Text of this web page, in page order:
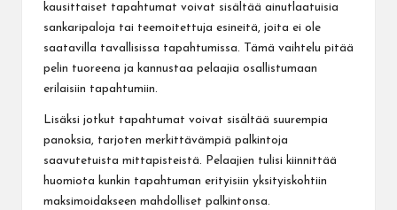
kausittaiset tapahtumat voivat sisältää ainutlaatuisia
sankaripaloja tai teemoitettuja esineitä, joita ei ole
saatavilla tavallisissa tapahtumissa. Tämä vaihtelu pitää
pelin tuoreena ja kannustaa pelaajia osallistumaan
erilaisiin tapahtumiin.
Lisäksi jotkut tapahtumat voivat sisältää suurempia
panoksia, tarjoten merkittävämpiä palkintoja
saavutetuista mittapisteistä. Pelaajien tulisi kiinnittää
huomiota kunkin tapahtuman erityisiin yksityiskohtiin
maksimoidakseen mahdolliset palkintonsa.